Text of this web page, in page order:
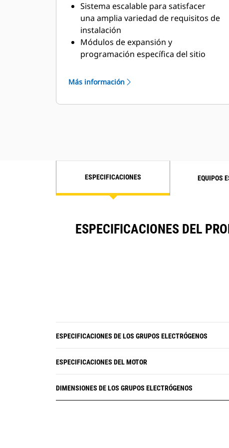
Sistema escalable para satisfacer
una amplia variedad de requisitos de
instalación
Módulos de expansión y
programación específica del sitio
del cliente
Más información
ESPECIFICACIONES EQUIPOS
ESPECIFICACIONES DEL
ESPECIFICACIONES DE LOS GRUPOS ELECTRÓGENOS
ESPECIFICACIONES DEL MOTOR
DIMENSIONES DE LOS GRUPOS ELECTRÓGENOS